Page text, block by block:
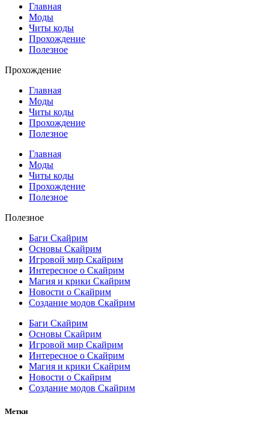
Главная
Моды
Читы коды
Прохождение
Полезное
Прохождение
Главная
Моды
Читы коды
Прохождение
Полезное
Главная
Моды
Читы коды
Прохождение
Полезное
Полезное
Баги Скайрим
Основы Скайрим
Игровой мир Скайрим
Интересное о Скайрим
Магия и крики Скайрим
Новости о Скайрим
Создание модов Скайрим
Баги Скайрим
Основы Скайрим
Игровой мир Скайрим
Интересное о Скайрим
Магия и крики Скайрим
Новости о Скайрим
Создание модов Скайрим
Метки